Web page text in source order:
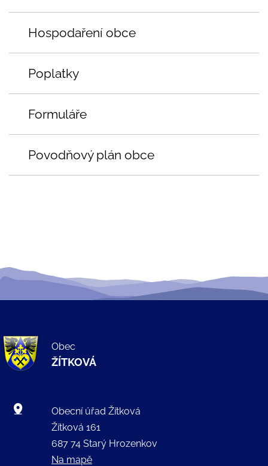
Hospodaření obce
Poplatky
Formuláře
Povodňový plán obce
Obec
ŽÍTKOVÁ
Obecní úřad Žítková
Žítková 161
687 74 Starý Hrozenkov
Na mapě